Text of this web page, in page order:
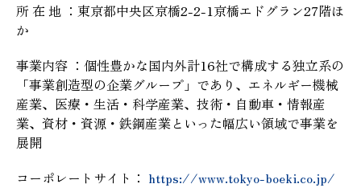
所 在 地 ：東京都中央区京橋2-2-1京橋エドグラン27階ほ
か
事業内容 ：個性豊かな国内外計16社で構成する独立系の
「事業創造型の企業グループ」であり、エネルギー機械
産業、医療・生活・科学産業、技術・自動車・情報産
業、資材・資源・鉄鋼産業といった幅広い領域で事業を
展開
コーポレートサイト： https://www.tokyo-boeki.co.jp/